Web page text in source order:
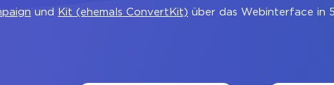
und Kit (ehemals ConvertKit) über das Webinterface in